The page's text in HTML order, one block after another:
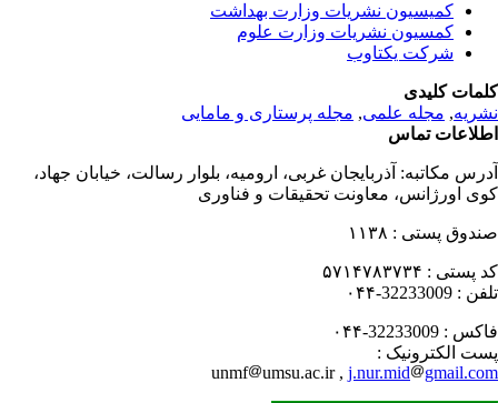
کمیسیون نشریات وزارت بهداشت
کمسیون نشریات وزارت علوم
شرکت یکتاوب
کلیدی
,مجله علمی, مجله پرستاری و مامایی
تماس
مکاتبه:آذربایجان غربی، ارومیه، بلوار رسالت، خیابان جهاد،
اورژانس، معاونت تحقیقات و فناوری
پستی : ۱۱۳۸
پستی : ۵۷۱۴۷۸۳۷۳۴
: 32233009-۰۴۴
: 32233009-۰۴۴
الکترونیک :
unmf
umsu.ac.ir ,j.nur.mid